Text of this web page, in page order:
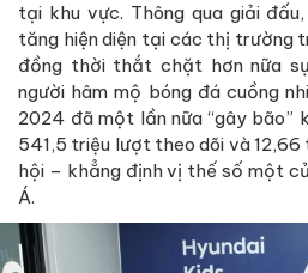
tại khu vực. Thông qua giải
tăng hiện diện tại các thị trường
đồng thời thắt chặt hơn nữa
người hâm mộ bóng đá cuồng
2024 đã một lần nữa “gây bão”
541,5 triệu lượt theo dõi và
hội – khẳng định vị thế số một
Á.